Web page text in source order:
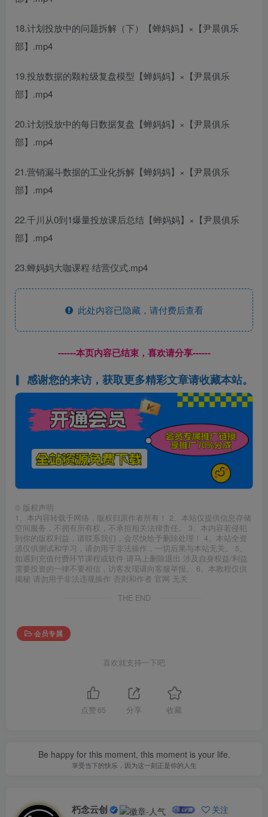
18.计划投放中的问题拆解（下）【蝉妈妈】×【尹晨俱乐
部】.mp4
19.投放数据的颗粒级复盘模型【蝉妈妈】×【尹晨俱乐
部】.mp4
20.计划投放中的每日数据复盘【蝉妈妈】×【尹晨俱乐
部】.mp4
21.营销漏斗数据的工业化拆解【蝉妈妈】×【尹晨俱乐
部】.mp4
22.千川从0到1爆量投放课后总结【蝉妈妈】×【尹晨俱乐
部】.mp4
23.蝉妈妈大咖课程·结营仪式.mp4
此处内容已隐藏，请付费后查看
------本页内容已结束，喜欢请分享------
感谢您的来访，获取更多精彩文章请收藏本站。
© 版权声明
1、本内容转载于网络，版权归原作者所有！ 2、本站仅提供信息存储
空间服务，不拥有所有权，不承担相关法律责任。 3、本内容若侵犯
到你的版权利益，请联系我们，会尽快给予删除处理！ 4、本站全资
源仅供测试和学习，请勿用于非法操作，一切后果与本站无关。 5、
如遇到充值付费环节课程或软件 请马上删除退出 涉及自身权益/利益
需要投资的一律不要相信，访客发现请向客服举报。 6、本教程仅供
揭秘 请勿用于非法违规操作 否则和作者 官网 无关
THE END
会员专属
喜欢就支持一下吧
点赞 65 分享 收藏
Be happy for this moment, this moment is your life.
享受当下的快乐，因为这一刻正是你的人生
朽念云创 关注